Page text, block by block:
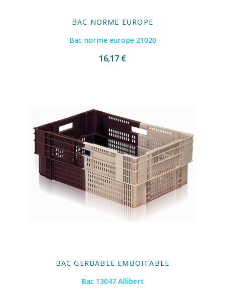
BAC NORME EUROPE
Bac norme europe 21020
16,17 €
BAC GERBABLE EMBOITABLE
Bac 13047 Allibert